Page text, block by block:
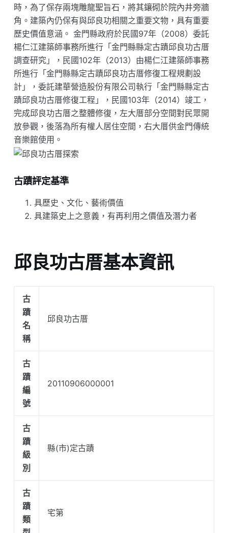
時，為了保存兩塊雕龍聖旨石，將其鑲砌於院內井旁牆
角。建築內仍保有與邱良功相關之重要文物，具有重要
歷史價值意涵。 金門縣政府於民國97年（2008）委託
楊仁江建築師事務所進行「金門縣縣定古蹟邱良功古厝
調查研究」，民國102年（2013）由楊仁江建築師事務
所進行「金門縣縣定古蹟邱良功古厝修復工程規劃設
計」，委託建華營造股份有限公司執行「金門縣縣定古
蹟邱良功古厝修復工程」，民國103年（2014）竣工，
完成邱良功古厝之整體修復，左大厝部分空間對民眾開
放參觀，後落為所有權人居住空間，右大厝供金門傳統
音樂館使用。
古蹟評定基準
具歷史、文化、藝術價值
具建築史上之意義，有再利用之價值及潛力者
邱良功古厝基本資訊
古
蹟
名
稱
邱良功古厝
古
蹟
編
號
20110906000001
古
蹟
級
別
縣(市)定古蹟
古
蹟
類
宅第